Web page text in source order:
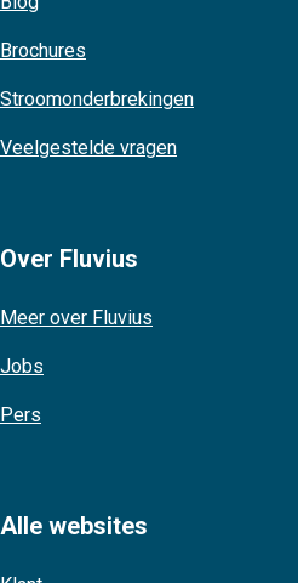
Brochures
Stroomonderbrekingen
Veelgestelde vragen
Over Fluvius
Meer over Fluvius
Jobs
Pers
Alle websites